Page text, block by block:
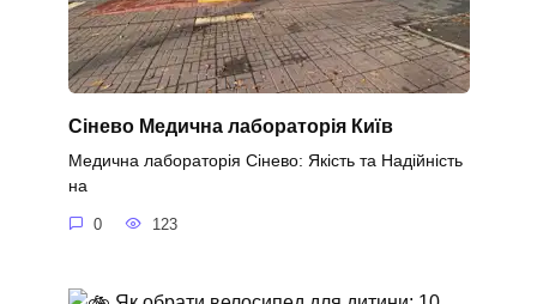
Сінево Медична лабораторія Київ
Медична лабораторія Сінево: Якість та Надійність
на
0 123